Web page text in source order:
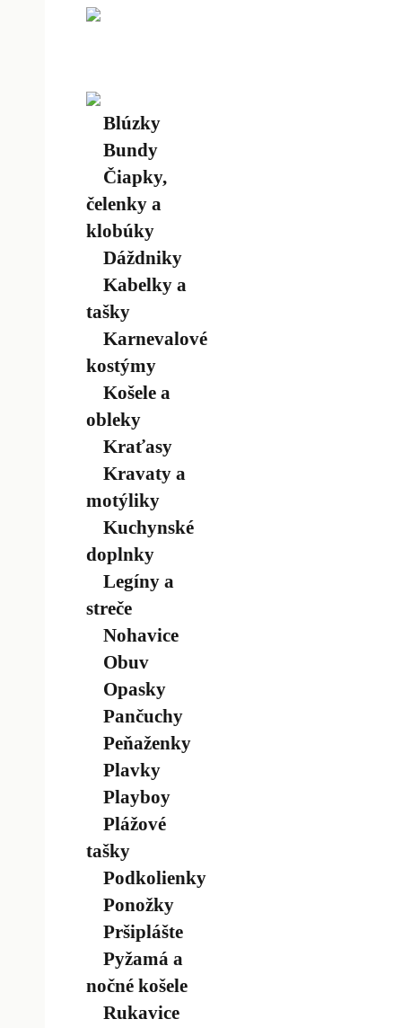
Blúzky
Bundy
Čiapky,
čelenky a
klobúky
Dáždniky
Kabelky a
tašky
Karnevalové
kostýmy
Košele a
obleky
Kraťasy
Kravaty a
motýliky
Kuchynské
doplnky
Legíny a
streče
Nohavice
Obuv
Opasky
Pančuchy
Peňaženky
Plavky
Playboy
Plážové
tašky
Podkolienky
Ponožky
Pršiplášte
Pyžamá a
nočné košele
Rukavice